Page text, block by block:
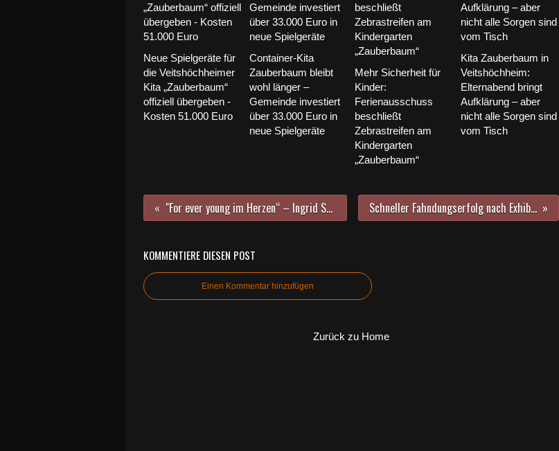
Neue Spielgeräte für
die Veitshöchheimer
Kita „Zauberbaum“
offiziell übergeben -
Kosten 51.000 Euro
Container-Kita
Zauberbaum bleibt
wohl länger –
Gemeinde investiert
über 33.000 Euro in
neue Spielgeräte
Mehr Sicherheit für
Kinder:
Ferienausschuss
beschließt
Zebrastreifen am
Kindergarten
„Zauberbaum“
Kita Zauberbaum in
Veitshöchheim:
Elternabend bringt
Aufklärung – aber
nicht alle Sorgen sind
vom Tisch
"For ever young im Herzen“ – Ingrid Schinagl feiert 70. Geburtstag Schneller Fahndungserfolg nach Exhibitionismus in Veitshöchheim
KOMMENTIERE DIESEN POST
Einen Kommentar hinzufügen
Zurück zu Home